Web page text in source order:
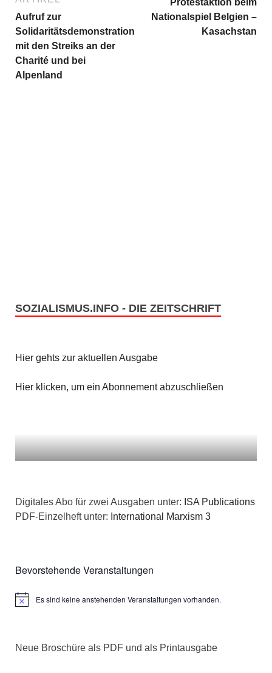
Aufruf zur
Solidaritätsdemonstration
mit den Streiks an der
Charité und bei
Alpenland
Nationalspiel Belgien –
Kasachstan
SOZIALISMUS.INFO - DIE ZEITSCHRIFT
Hier gehts zur aktuellen Ausgabe
Hier klicken, um ein Abonnement abzuschließen
Digitales Abo für zwei Ausgaben unter: ISA Publications
PDF-Einzelheft unter: International Marxism 3
Bevorstehende Veranstaltungen
HinweisEs sind keine anstehenden Veranstaltungen vorhanden.
Neue Broschüre als PDF und als Printausgabe